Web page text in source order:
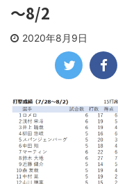
～8/2
2020年8月9日